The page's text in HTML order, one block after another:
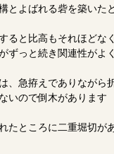
とよばれる砦を築いた
ると比高もそれほどな
ずっと続き関連性がよ
、急拵えでありながら
いので倒木があります
たところに二重堀切が